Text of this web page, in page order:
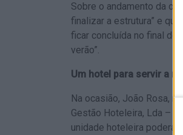
Sobre o andamento da
finalizar a estrutura” e
ficar concluída no final do
verão”.
Um hotel para servir a
Na ocasião, João Rosa,
Gestão Hoteleira, Lda –
unidade hoteleira poderá